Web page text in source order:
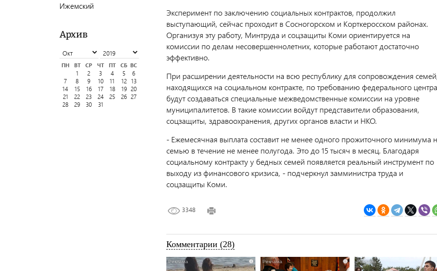
Ижемский
Архив
ПН ВТ СР ЧТ ПТ СБ ВС
1
2 3 4 5
6
7
8 9 10 11 12
13
14
15 16 17 18 19 20
21
22 23 24 25 26 27
28
29 30 31
Эксперимент по заключению социальных контрактов, продолжил
выступающий, сейчас проходит в Сосногорском и Корткеросском районах.
Организуя эту работу, Минтруда и соцзащиты Коми ориентируется на
комиссии по делам несовершеннолетних, которые работают достаточно
эффективно.
При расширении деятельности на всю республику для сопровождения
находящихся на социальном контракте, по требованию федерального центра
будут создаваться специальные межведомственные комиссии на уровне
муниципалитетов. В такие комиссии войдут представители образования,
соцзащиты, здравоохранения, других органов власти и НКО.
- Ежемесячная выплата составит не менее одного прожиточного минимума
семью в течение не менее полугода. Это до 15 тысяч в месяц. Благодаря
социальному контракту у бедных семей появляется реальный инструмент по
выходу из финансового кризиса, - подчеркнул замминистра труда и
соцзащиты Коми.
3348
Комментарии (28)
i i